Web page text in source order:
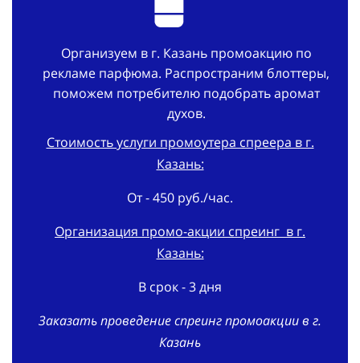
Организуем в г. Казань промоакцию по
рекламе парфюма. Распространим блоттеры,
поможем потребителю подобрать аромат
духов.
Стоимость услуги промоутера спреера в г.
Казань:
От - 450 руб./час.
Организация промо-акции спреинг в г.
Казань:
В срок - 3 дня
Заказать проведение спреинг промоакции в г.
Казань